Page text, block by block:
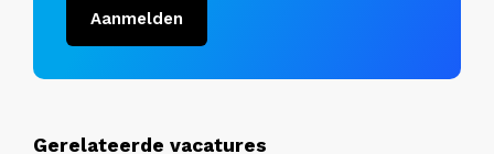
Aanmelden
Gerelateerde vacatures